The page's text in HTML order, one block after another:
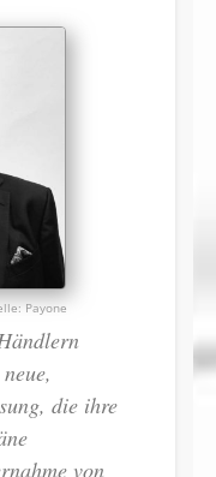
Payone
die ihre
von